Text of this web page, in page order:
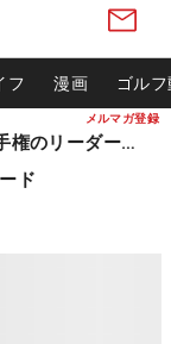
メルマガ登録
フ 漫画 ゴル
松山英樹ら出場 ウィンダム選手権のリーダーボード
ド